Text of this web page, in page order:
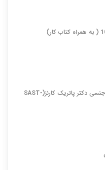
تست غربالگری اعتیاد جنسی دکتر پاتریک کارنز(SAST-